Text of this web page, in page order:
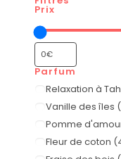
Prix
Parfum
Relaxation à
Vanille des îles (
Pomme
Fleur de coton (